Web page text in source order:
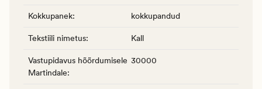
Kokkupanek: kokkupandud
Tekstiili nimetus: Kall
Vastupidavus hõõrdumisele
Martindale:
30000